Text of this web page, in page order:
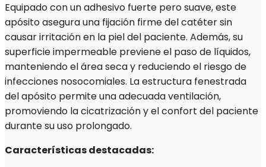
Equipado con un adhesivo fuerte pero suave, este
apósito asegura una fijación firme del catéter sin
causar irritación en la piel del paciente. Además, su
superficie impermeable previene el paso de líquidos,
manteniendo el área seca y reduciendo el riesgo de
infecciones nosocomiales. La estructura fenestrada
del apósito permite una adecuada ventilación,
promoviendo la cicatrización y el confort del paciente
durante su uso prolongado.
Características destacadas: